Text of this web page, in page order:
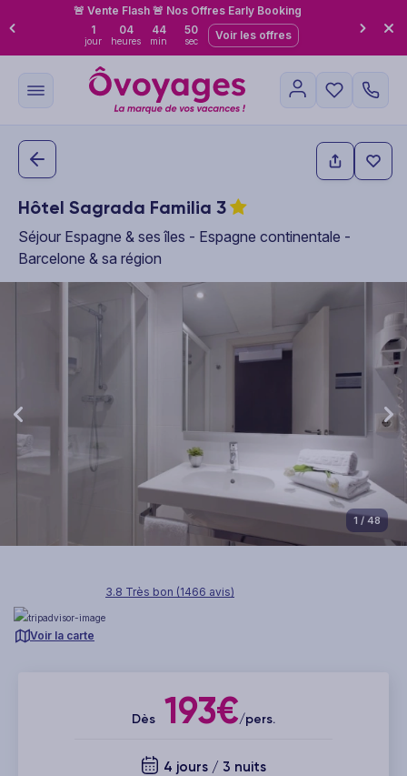
🚨 Vente Flash 🚨 Nos Offres Early Booking
1
jour
04
heures
44
min
49
sec Voir les offres
Hôtel Sagrada Familia 3
Séjour Espagne & ses îles - Espagne continentale -
Barcelone & sa région
This carousel shows one large product image at a time. Use the
1 / 48
3.8 Très bon (1466 avis)
Voir la carte
Dès 193€/pers.
4 jours / 3 nuits